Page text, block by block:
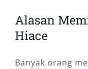
Alasan
Hiace
Banyak orang